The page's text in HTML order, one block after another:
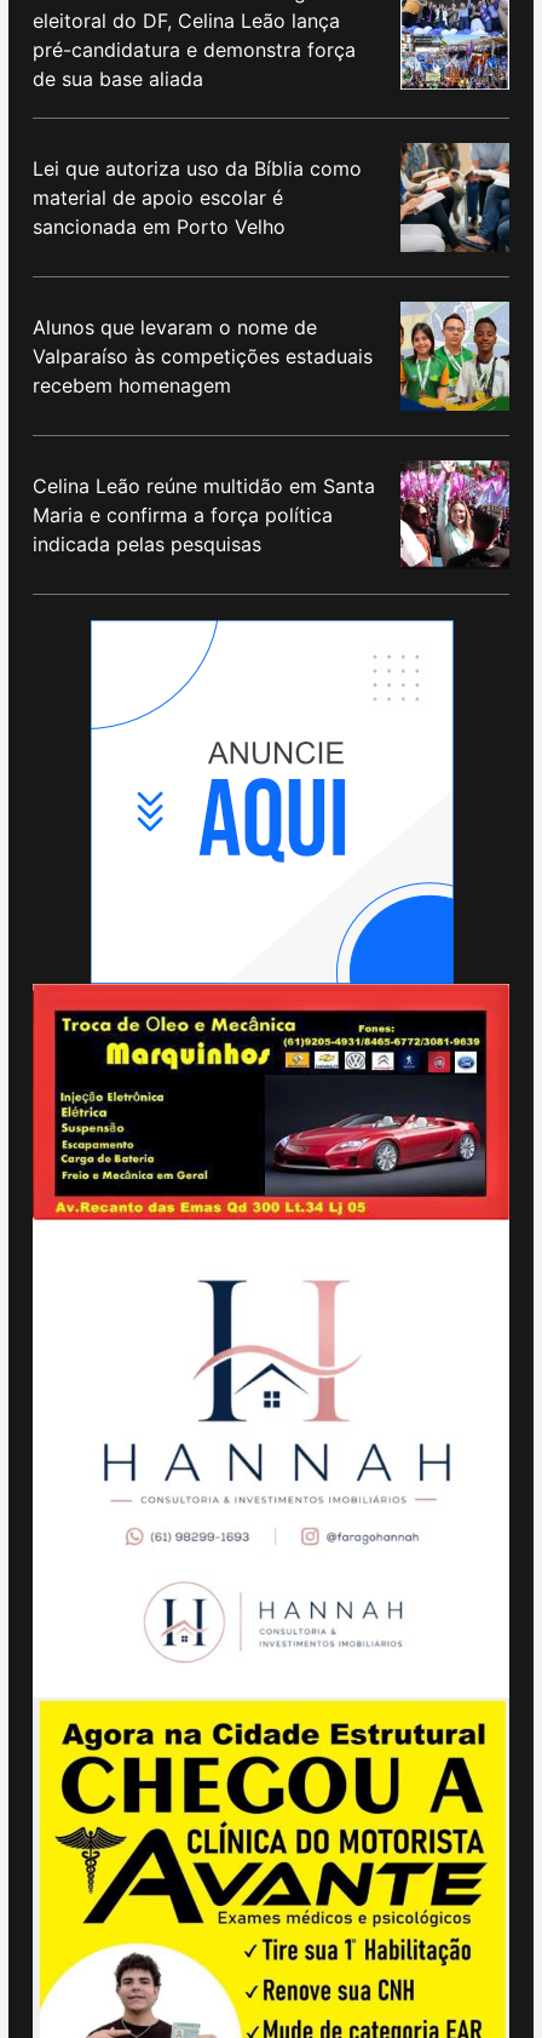
eleitoral do DF, Celina Leão lança
pré-candidatura e demonstra força
de sua base aliada
Lei que autoriza uso da Bíblia como
material de apoio escolar é
sancionada em Porto Velho
Alunos que levaram o nome de
Valparaíso às competições estaduais
recebem homenagem
Celina Leão reúne multidão em Santa
Maria e confirma a força política
indicada pelas pesquisas